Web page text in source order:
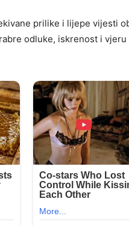
prilike i lijepe vijesti
odluke, iskrenost i vjeru